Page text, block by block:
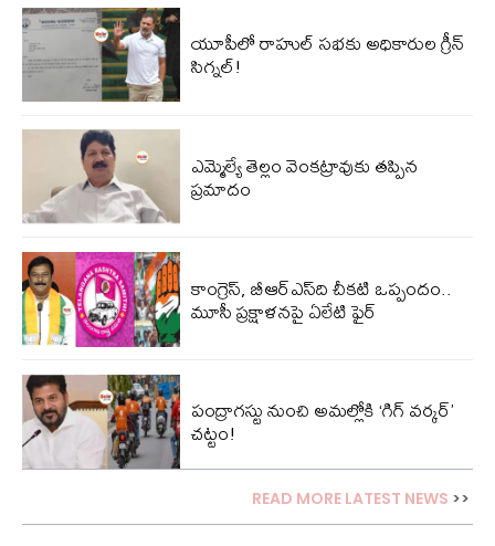
యూపీలో రాహుల్ స‌భ‌కు అధికారుల గ్రీన్
సిగ్న‌ల్‌!
ఎమ్మెల్యే తెల్లం వెంకట్రావుకు తప్పిన
ప్రమాదం
కాంగ్రెస్, బీఆర్ఎస్‌ది చీకటి ఒప్పందం..
మూసీ ప్రక్షాళనపై ఏలేటి ఫైర్
పంద్రాగస్టు నుంచి అమల్లోకి ‘గిగ్ వర్కర్’
చట్టం!
READ MORE LATEST NEWS >>